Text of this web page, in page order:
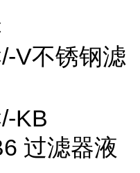
V不锈钢滤
KB
过滤器液